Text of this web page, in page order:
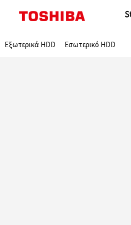
Εξωτερικά HDD Εσωτερικό HDD
Search: